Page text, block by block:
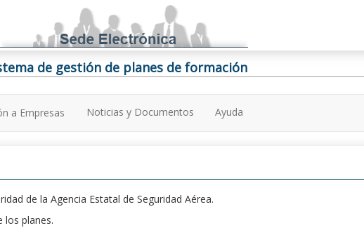
de gestión de planes de formación
a Empresas Noticias y Documentos Ayuda
de la Agencia Estatal de Seguridad Aérea.
los planes.